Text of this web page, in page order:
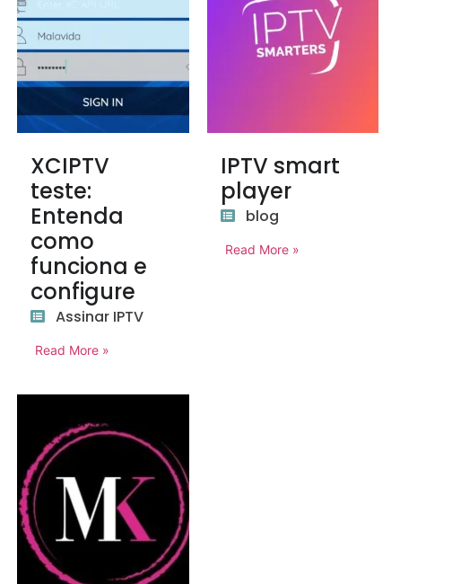
XCIPTV
teste:
Entenda
como
funciona e
configure
Assinar IPTV
Read More »
IPTV smart
player
blog
Read More »